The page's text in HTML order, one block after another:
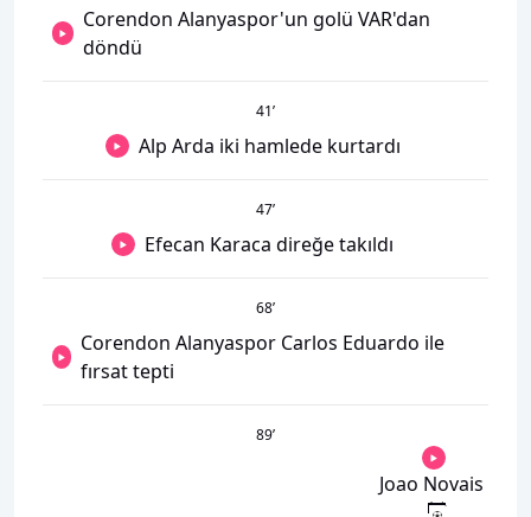
Corendon Alanyaspor'un golü VAR'dan
döndü
41’
Alp Arda iki hamlede kurtardı
47’
Efecan Karaca direğe takıldı
68’
Corendon Alanyaspor Carlos Eduardo ile
fırsat tepti
89’
Joao Novais